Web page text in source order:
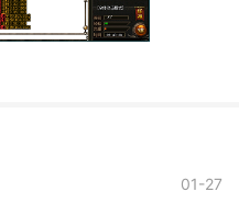
01-27